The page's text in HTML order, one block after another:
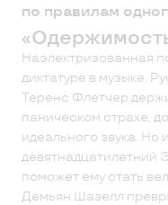
по правилам
Наэлектризованная
диктатуре в музыке.
Теренс Флетчер
паническом страхе,
идеального звука. Но
девятнадцатилетний
поможет ему стать
Демьян Шазелл